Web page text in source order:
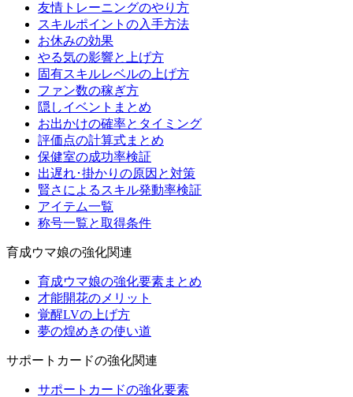
友情トレーニングのやり方
スキルポイントの入手方法
お休みの効果
やる気の影響と上げ方
固有スキルレベルの上げ方
ファン数の稼ぎ方
隠しイベントまとめ
お出かけの確率とタイミング
評価点の計算式まとめ
保健室の成功率検証
出遅れ･掛かりの原因と対策
賢さによるスキル発動率検証
アイテム一覧
称号一覧と取得条件
育成ウマ娘の強化関連
育成ウマ娘の強化要素まとめ
才能開花のメリット
覚醒LVの上げ方
夢の煌めきの使い道
サポートカードの強化関連
サポートカードの強化要素